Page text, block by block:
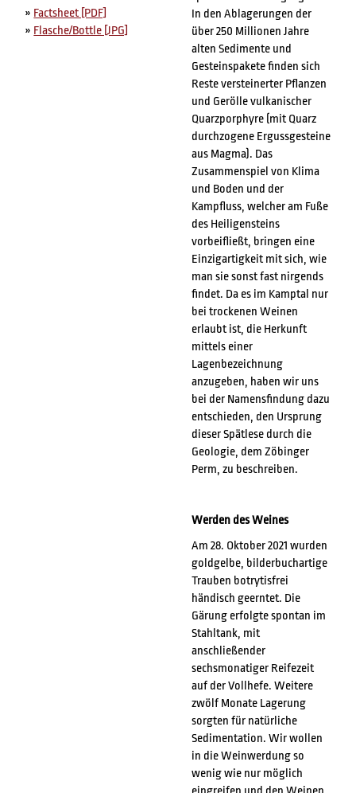
» Factsheet [PDF]
» Flasche/Bottle [JPG]
In den Ablagerungen der
über 250 Millionen Jahre
alten Sedimente und
Gesteinspakete finden sich
Reste versteinerter Pflanzen
und Gerölle vulkanischer
Quarzporphyre (mit Quarz
durchzogene Ergussgesteine
aus Magma). Das
Zusammenspiel von Klima
und Boden und der
Kampfluss, welcher am Fuße
des Heiligensteins
vorbeifließt, bringen eine
Einzigartigkeit mit sich, wie
man sie sonst fast nirgends
findet. Da es im Kamptal nur
bei trockenen Weinen
erlaubt ist, die Herkunft
mittels einer
Lagenbezeichnung
anzugeben, haben wir uns
bei der Namensfindung dazu
entschieden, den Ursprung
dieser Spätlese durch die
Geologie, dem Zöbinger
Perm, zu beschreiben.
Werden des Weines
Am 28. Oktober 2021 wurden
goldgelbe, bilderbuchartige
Trauben botrytisfrei
händisch geerntet. Die
Gärung erfolgte spontan im
Stahltank, mit
anschließender
sechsmonatiger Reifezeit
auf der Vollhefe. Weitere
zwölf Monate Lagerung
sorgten für natürliche
Sedimentation. Wir wollen
in die Weinwerdung so
wenig wie nur möglich